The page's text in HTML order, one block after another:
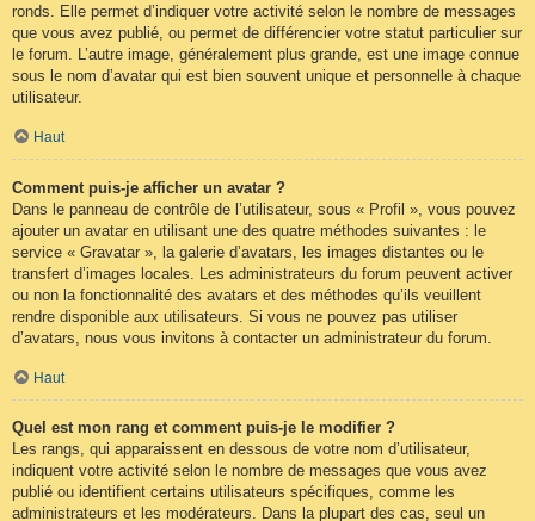
ronds. Elle permet d’indiquer votre activité selon le nombre de messages
que vous avez publié, ou permet de différencier votre statut particulier sur
le forum. L’autre image, généralement plus grande, est une image connue
sous le nom d’avatar qui est bien souvent unique et personnelle à chaque
utilisateur.
Haut
Comment puis-je afficher un avatar ?
Dans le panneau de contrôle de l’utilisateur, sous « Profil », vous pouvez
ajouter un avatar en utilisant une des quatre méthodes suivantes : le
service « Gravatar », la galerie d’avatars, les images distantes ou le
transfert d’images locales. Les administrateurs du forum peuvent activer
ou non la fonctionnalité des avatars et des méthodes qu’ils veuillent
rendre disponible aux utilisateurs. Si vous ne pouvez pas utiliser
d’avatars, nous vous invitons à contacter un administrateur du forum.
Haut
Quel est mon rang et comment puis-je le modifier ?
Les rangs, qui apparaissent en dessous de votre nom d’utilisateur,
indiquent votre activité selon le nombre de messages que vous avez
publié ou identifient certains utilisateurs spécifiques, comme les
administrateurs et les modérateurs. Dans la plupart des cas, seul un